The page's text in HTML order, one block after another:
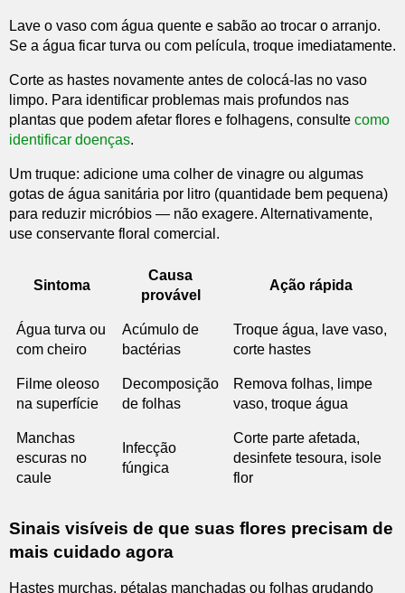
Lave o vaso com água quente e sabão ao trocar o arranjo.
Se a água ficar turva ou com película, troque imediatamente.
Corte as hastes novamente antes de colocá-las no vaso
limpo. Para identificar problemas mais profundos nas
plantas que podem afetar flores e folhagens, consulte como
identificar doenças.
Um truque: adicione uma colher de vinagre ou algumas
gotas de água sanitária por litro (quantidade bem pequena)
para reduzir micróbios — não exagere. Alternativamente,
use conservante floral comercial.
Sintoma
Causa
provável
Ação rápida
Água turva ou
com cheiro
Acúmulo de
bactérias
Troque água, lave vaso,
corte hastes
Filme oleoso
na superfície
Decomposição
de folhas
Remova folhas, limpe
vaso, troque água
Manchas
escuras no
caule
Infecção
fúngica
Corte parte afetada,
desinfete tesoura, isole
flor
Sinais visíveis de que suas flores precisam de
mais cuidado agora
Hastes murchas, pétalas manchadas ou folhas grudando